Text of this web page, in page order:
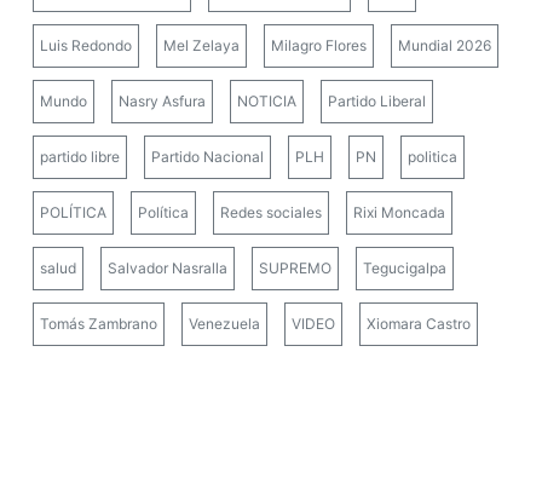
Luis Redondo Mel Zelaya Milagro Flores Mundial 2026
Mundo Nasry Asfura NOTICIA Partido Liberal
partido libre Partido Nacional PLH PN politica
POLÍTICA Política Redes sociales Rixi Moncada
salud Salvador Nasralla SUPREMO Tegucigalpa
Tomás Zambrano Venezuela VIDEO Xiomara Castro